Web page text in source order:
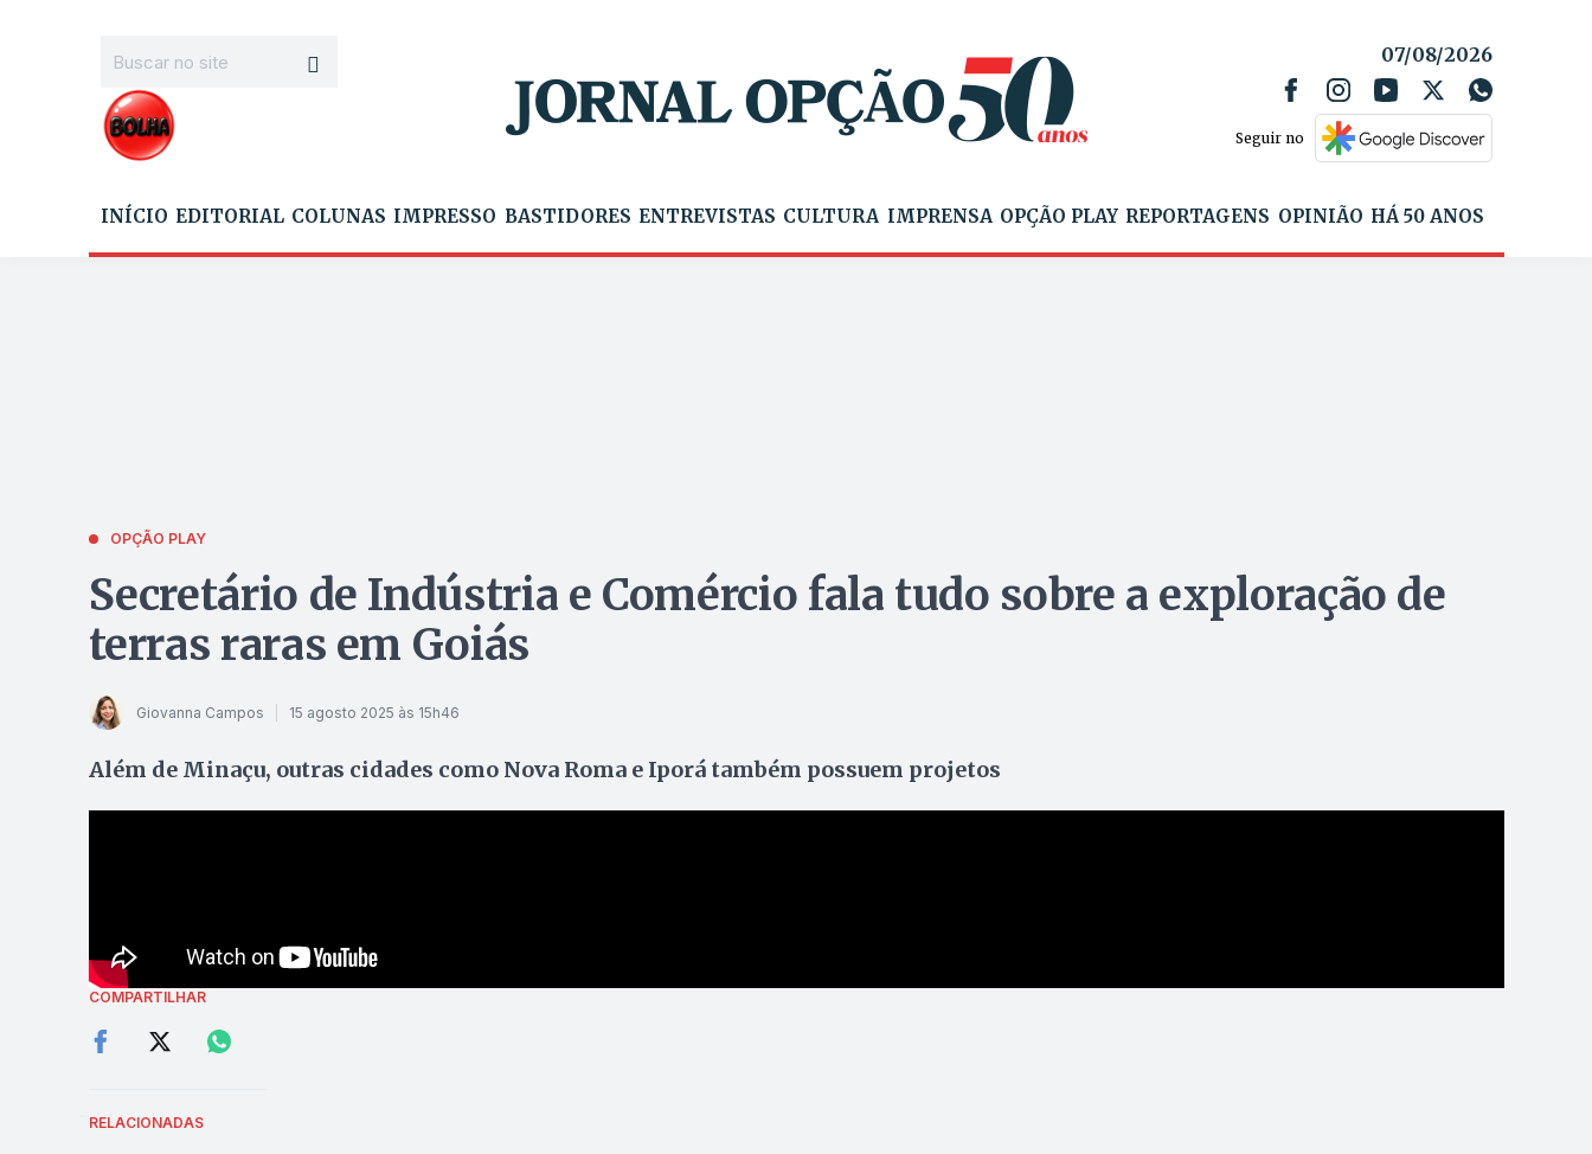
07/08/2026
Seguir no
INÍCIO EDITORIAL COLUNAS IMPRESSO BASTIDORES ENTREVISTAS CULTURA IMPRENSA OPÇÃO PLAY REPORTAGENS OPINIÃO HÁ 50 ANOS
OPÇÃO PLAY
Secretário de Indústria e Comércio fala tudo sobre a exploração de
terras raras em Goiás
Giovanna Campos 15 agosto 2025 às 15h46
Além de Minaçu, outras cidades como Nova Roma e Iporá também possuem projetos
COMPARTILHAR
RELACIONADAS